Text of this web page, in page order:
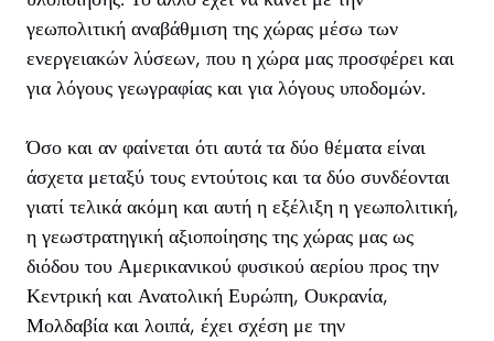
γεωπολιτική αναβάθμιση της χώρας μέσω των
ενεργειακών λύσεων, που η χώρα μας προσφέρει και
για λόγους γεωγραφίας και για λόγους υποδομών.
Όσο και αν φαίνεται ότι αυτά τα δύο θέματα είναι
άσχετα μεταξύ τους εντούτοις και τα δύο συνδέονται
γιατί τελικά ακόμη και αυτή η εξέλιξη η γεωπολιτική,
η γεωστρατηγική αξιοποίησης της χώρας μας ως
διόδου του Αμερικανικού φυσικού αερίου προς την
Κεντρική και Ανατολική Ευρώπη, Ουκρανία,
Μολδαβία και λοιπά, έχει σχέση με την